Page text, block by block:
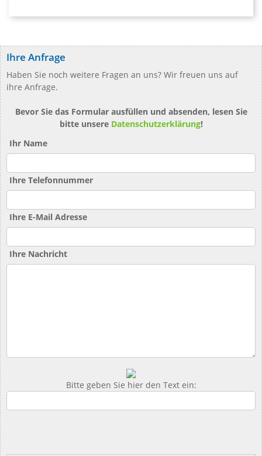
Ihre Anfrage
Haben Sie noch weitere Fragen an uns? Wir freuen uns auf
ihre Anfrage.
Bevor Sie das Formular ausfüllen und absenden, lesen Sie
bitte unsere Datenschutzerklärung!
Ihr Name
Ihre Telefonnummer
Ihre E-Mail Adresse
Ihre Nachricht
Bitte geben Sie hier den Text ein: